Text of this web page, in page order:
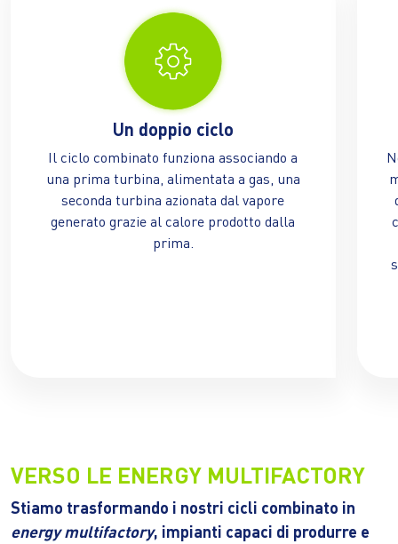
Un doppio ciclo
Il ciclo combinato funziona associando a
una prima turbina, alimentata a gas, una
seconda turbina azionata dal vapore
generato grazie al calore prodotto dalla
prima.
VERSO LE ENERGY MULTIFACTORY
Stiamo trasformando i nostri cicli combinato in
energy multifactory, impianti capaci di produrre e